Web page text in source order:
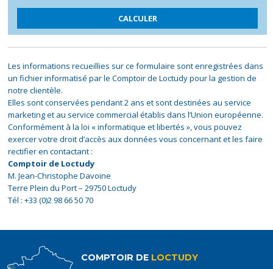
Les informations recueillies sur ce formulaire sont enregistrées dans
un fichier informatisé par le Comptoir de Loctudy pour la gestion de
notre clientèle.
Elles sont conservées pendant 2 ans et sont destinées au service
marketing et au service commercial établis dans l’Union européenne.
Conformément à la loi « informatique et libertés », vous pouvez
exercer votre droit d’accès aux données vous concernant et les faire
rectifier en contactant :
Comptoir de Loctudy
M. Jean-Christophe Davoine
Terre Plein du Port – 29750 Loctudy
Tél : +33 (0)2 98 66 50 70
COMPTOIR DE LOCTUDY